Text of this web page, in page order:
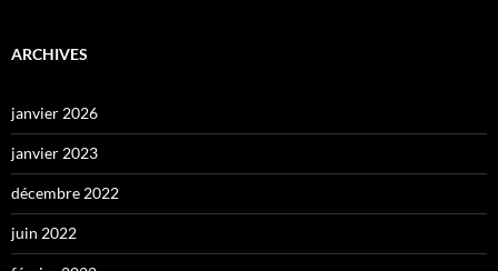
ARCHIVES
janvier 2026
janvier 2023
décembre 2022
juin 2022